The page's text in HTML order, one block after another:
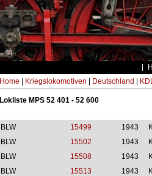
Home Kriegslokomotiven Deutschland
Lokliste MPS 52 401 - 52 600
BLW 15499 1943
BLW
15502 1943
BLW
15508 1943
BLW
15513 1943